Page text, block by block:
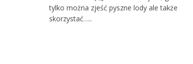
tylko można zjeść pyszne lody ale także
skorzystać…..